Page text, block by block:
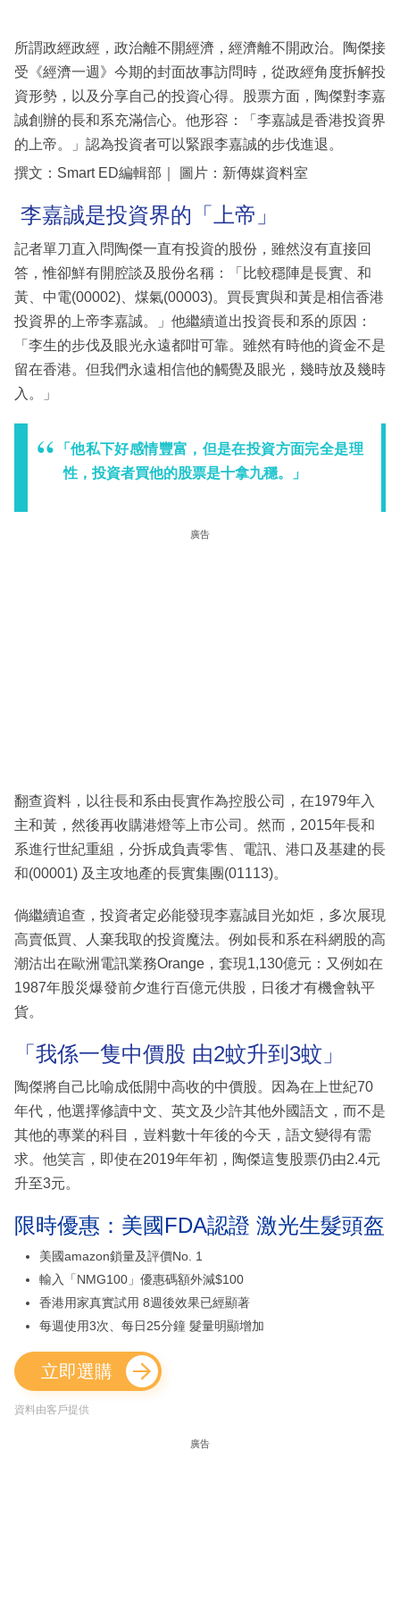
所謂政經政經，政治離不開經濟，經濟離不開政治。陶傑接
受《經濟一週》今期的封面故事訪問時，從政經角度拆解投
資形勢，以及分享自己的投資心得。股票方面，陶傑對李嘉
誠創辦的長和系充滿信心。他形容：「李嘉誠是香港投資界
的上帝。」認為投資者可以緊跟李嘉誠的步伐進退。
撰文：Smart ED編輯部｜ 圖片：新傳媒資料室
李嘉誠是投資界的「上帝」
記者單刀直入問陶傑一直有投資的股份，雖然沒有直接回
答，惟卻鮮有開腔談及股份名稱：「比較穩陣是長實、和
黃、中電(00002)、煤氣(00003)。買長實與和黃是相信香港
投資界的上帝李嘉誠。」他繼續道出投資長和系的原因：
「李生的步伐及眼光永遠都咁可靠。雖然有時他的資金不是
留在香港。但我們永遠相信他的觸覺及眼光，幾時放及幾時
入。」
「他私下好感情豐富，但是在投資方面完全是理
性，投資者買他的股票是十拿九穩。」
廣告
翻查資料，以往長和系由長實作為控股公司，在1979年入
主和黃，然後再收購港燈等上市公司。然而，2015年長和
系進行世紀重組，分拆成負責零售、電訊、港口及基建的長
和(00001) 及主攻地產的長實集團(01113)。
倘繼續追查，投資者定必能發現李嘉誠目光如炬，多次展現
高賣低買、人棄我取的投資魔法。例如長和系在科網股的高
潮沽出在歐洲電訊業務Orange，套現1,130億元：又例如在
1987年股災爆發前夕進行百億元供股，日後才有機會執平
貨。
「我係一隻中價股 由2蚊升到3蚊」
陶傑將自己比喻成低開中高收的中價股。因為在上世紀70
年代，他選擇修讀中文、英文及少許其他外國語文，而不是
其他的專業的科目，豈料數十年後的今天，語文變得有需
求。他笑言，即使在2019年年初，陶傑這隻股票仍由2.4元
升至3元。
限時優惠：美國FDA認證 激光生髮頭盔
美國amazon鎖量及評價No. 1
輸入「NMG100」優惠碼額外減$100
香港用家真實試用 8週後效果已經顯著
每週使用3次、每日25分鐘 髮量明顯增加
立即選購
資料由客戶提供
廣告